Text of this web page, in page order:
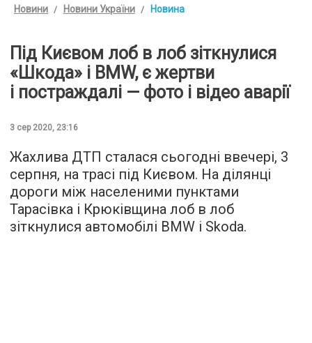
Новини Новини України Новина
Під Києвом лоб в лоб зіткнулися
«Шкода» і BMW, є жертви
і постраждалі — фото і відео аварії
3 сер 2020, 23:16
Жахлива ДТП сталася сьогодні ввечері, 3
серпня, на трасі під Києвом. На ділянці
дороги між населеними пунктами
Тарасівка і Крюківщина лоб в лоб
зіткнулися автомобілі BMW і Skoda.